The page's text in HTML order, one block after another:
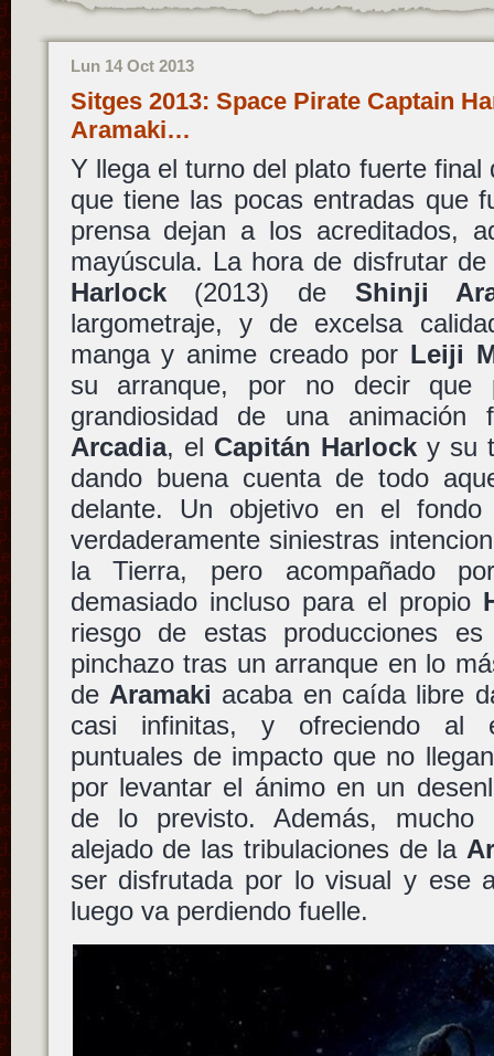
Lun 14 Oct 2013
Sitges 2013: Space Pirate Captain
Aramaki…
Y llega el turno del plato fuerte final
que tiene las pocas entradas que
prensa dejan a los acreditados,
mayúscula. La hora de disfrutar
Harlock(2013) de Shinji
largometraje, y de excelsa
manga y anime creado por Leiji
su arranque, por no decir que
grandiosidad de una animación
Arcadia, el Capitán Harlocky su
dando buena cuenta de todo
delante. Un objetivo en el
verdaderamente siniestras
la Tierra, pero acompañado
demasiado incluso para el propio
riesgo de estas producciones
pinchazo tras un arranque en lo
de Aramaki acaba en caída libre
casi infinitas, y ofreciendo al
puntuales de impacto que no
por levantar el ánimo en un
de lo previsto. Además, mucho
alejado de las tribulaciones de la
ser disfrutada por lo visual y ese
luego va perdiendo fuelle.